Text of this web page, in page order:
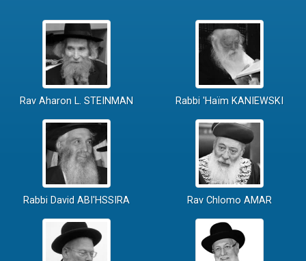
Rav Aharon L. STEINMAN Rabbi 'Haïm KANIEWSKI
Rabbi David ABI'HSSIRA Rav Chlomo AMAR